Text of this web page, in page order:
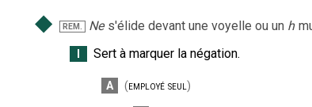
◆ REM. Ne s'élide devant une voyelle ou un h
Sert à marquer la négation.
A (employé seul)